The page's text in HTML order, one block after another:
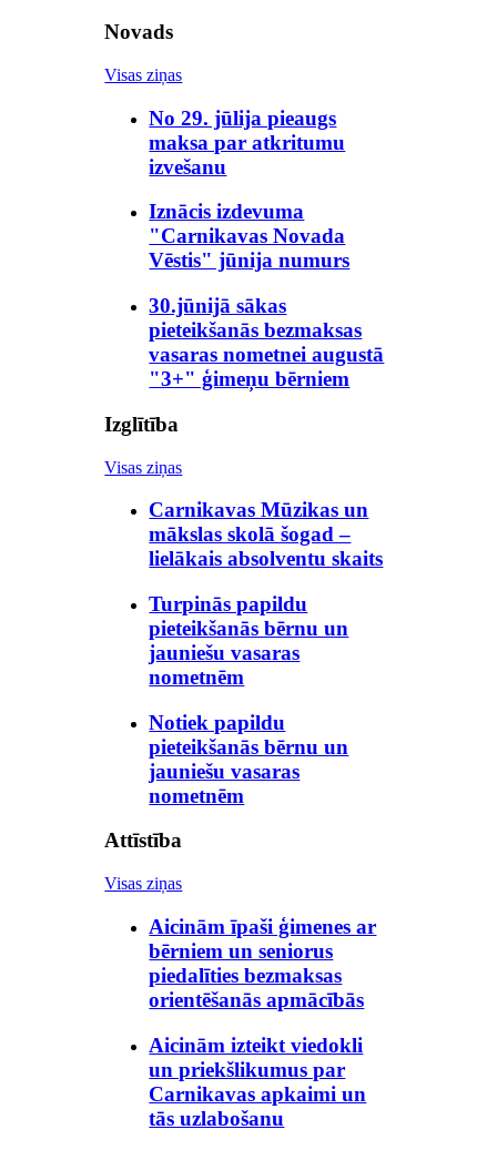
Novads
Visas ziņas
No 29. jūlija pieaugs
maksa par atkritumu
izvešanu
Iznācis izdevuma
"Carnikavas Novada
Vēstis" jūnija numurs
30.jūnijā sākas
pieteikšanās bezmaksas
vasaras nometnei augustā
"3+" ģimeņu bērniem
Izglītība
Visas ziņas
Carnikavas Mūzikas un
mākslas skolā šogad –
lielākais absolventu skaits
Turpinās papildu
pieteikšanās bērnu un
jauniešu vasaras
nometnēm
Notiek papildu
pieteikšanās bērnu un
jauniešu vasaras
nometnēm
Attīstība
Visas ziņas
Aicinām īpaši ģimenes ar
bērniem un seniorus
piedalīties bezmaksas
orientēšanās apmācībās
Aicinām izteikt viedokli
un priekšlikumus par
Carnikavas apkaimi un
tās uzlabošanu